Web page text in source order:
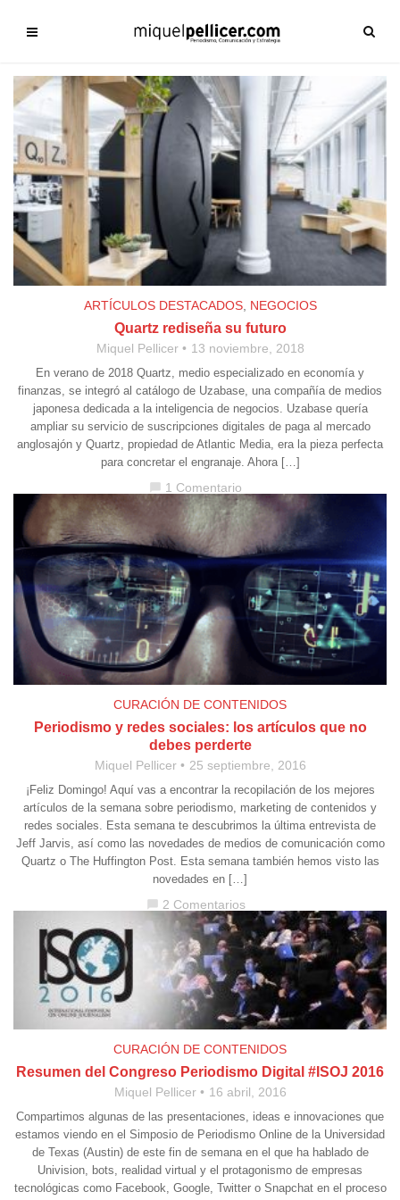
ARTÍCULOS DESTACADOS, NEGOCIOS
Quartz rediseña su futuro
Miquel Pellicer 13 noviembre, 2018
En verano de 2018 Quartz, medio especializado en economía y
finanzas, se integró al catálogo de Uzabase, una compañía de medios
japonesa dedicada a la inteligencia de negocios. Uzabase quería
ampliar su servicio de suscripciones digitales de paga al mercado
anglosajón y Quartz, propiedad de Atlantic Media, era la pieza perfecta
para concretar el engranaje. Ahora […]
chat_bubble 1 Comentario
CURACIÓN DE CONTENIDOS
Periodismo y redes sociales: los artículos que no
debes perderte
Miquel Pellicer 25 septiembre, 2016
¡Feliz Domingo! Aquí vas a encontrar la recopilación de los mejores
artículos de la semana sobre periodismo, marketing de contenidos y
redes sociales. Esta semana te descubrimos la última entrevista de
Jeff Jarvis, así como las novedades de medios de comunicación como
Quartz o The Huffington Post. Esta semana también hemos visto las
novedades en […]
2 Comentarios
CURACIÓN DE CONTENIDOS
Resumen del Congreso Periodismo Digital #ISOJ 2016
Miquel Pellicer 16 abril, 2016
Compartimos algunas de las presentaciones, ideas e innovaciones que
estamos viendo en el Simposio de Periodismo Online de la Universidad
de Texas (Austin) de este fin de semana en el que ha hablado de
Univision, bots, realidad virtual y el protagonismo de empresas
tecnológicas como Facebook, Google, Twitter o Snapchat en el proceso